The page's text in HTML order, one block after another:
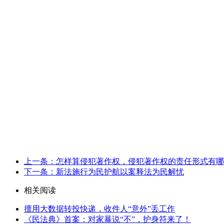
上一条：怎样算侵犯著作权，侵犯著作权的责任形式有
下一条：新法施行为民护航以案释法为民解忧
相关阅读
擅用大数据转投快递，收件人“意外”丢工作
《民法典》首案：对家暴说“不”，护身符来了！